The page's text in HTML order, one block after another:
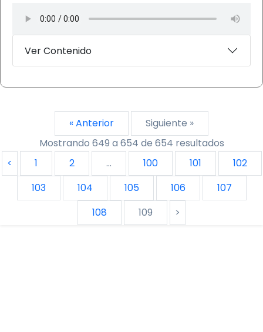
Ver Contenido
« Anterior
Siguiente »
Mostrando 649 a 654 de 654 resultados
<
1 2 ... 100 101
102
103
104 105 106
107
108
109 >